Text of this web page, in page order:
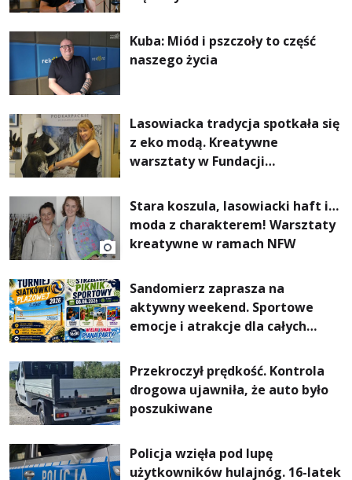
Kuba: Miód i pszczoły to część
naszego życia
Lasowiacka tradycja spotkała się
z eko modą. Kreatywne
warsztaty w Fundacji
Stara koszula, lasowiacki haft i…
moda z charakterem! Warsztaty
kreatywne w ramach NFW
Sandomierz zaprasza na
aktywny weekend. Sportowe
emocje i atrakcje dla całych
Przekroczył prędkość. Kontrola
drogowa ujawniła, że auto było
poszukiwane
Policja wzięła pod lupę
użytkowników hulajnóg. 16-latek